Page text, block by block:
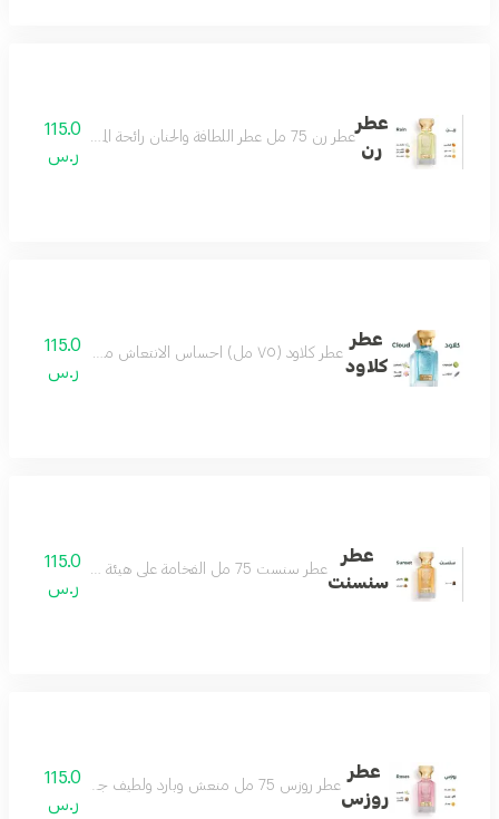
عطر
رن
عطر رن 75 مل عطر اللطافة والحنان رائحة المطر مناسب لكل الأذواق حتماً سيعجبك مكونات العطر البرتقال الماندرين الكمثرى الياسمين المسك خشب الصندل
115.0
ر.س
عطر
كلاود
عطر كلاود (٧٥ مل) احساس الانتعاش من أول رشة عطر مميز جميل بكل وقت من أجمل العطور وأكثرها تميز مكونات العطر البرغموت الياسمين لافندر لوتس
115.0
ر.س
عطر
سنسنت
عطر سنست 75 مل الفخامة على هيئة عطر يتميز بحضور ملفت وفوحان مميز العطر الامثل لمناسباتك الفخمة مكونات العطر لذر باتشولي خشب
115.0
ر.س
عطر
روزس
عطر روزس 75 مل منعش وبارد ولطيف جداً أنثوي بامتياز عطر الأنوثة والجمال جميل كل وقت ولكل ذوق عطر لا تختلف عليه أي أنثى مكونات العطر الياسمين المسك الصندل الفانيلا البرتقال
115.0
ر.س